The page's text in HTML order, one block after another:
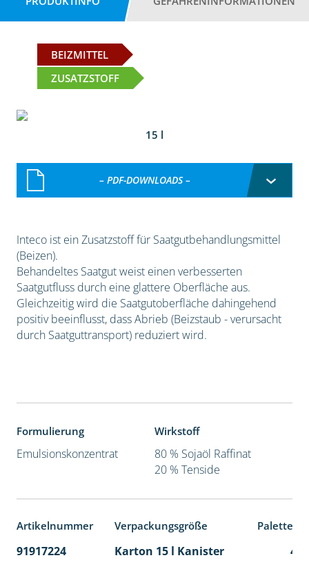
BEIZMITTEL
ZUSATZSTOFF
15 l
– PDF-DOWNLOADS –
Inteco ist ein Zusatzstoff für Saatgutbehandlungsmittel
(Beizen).
Behandeltes Saatgut weist einen verbesserten
Saatgutfluss durch eine glattere Oberfläche aus.
Gleichzeitig wird die Saatgutoberfläche dahingehend
positiv beeinflusst, dass Abrieb (Beizstaub - verursacht
durch Saatguttransport) reduziert wird.
Formulierung
Emulsionskonzentrat
Wirkstoff
80 % Sojaöl Raffinat
20 % Tenside
Artikelnummer Verpackungsgröße
91917224 Karton 15 l Kanister 48